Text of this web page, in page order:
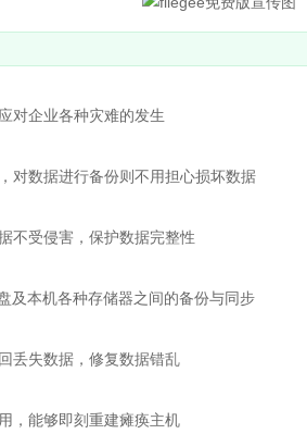
企业各种灾难的发生
数据进行备份则不用担心损坏数据
受侵害，保护数据完整性
本机各种存储器之间的备份与同步
失数据，修复数据错乱
能够即刻重建瘫痪主机